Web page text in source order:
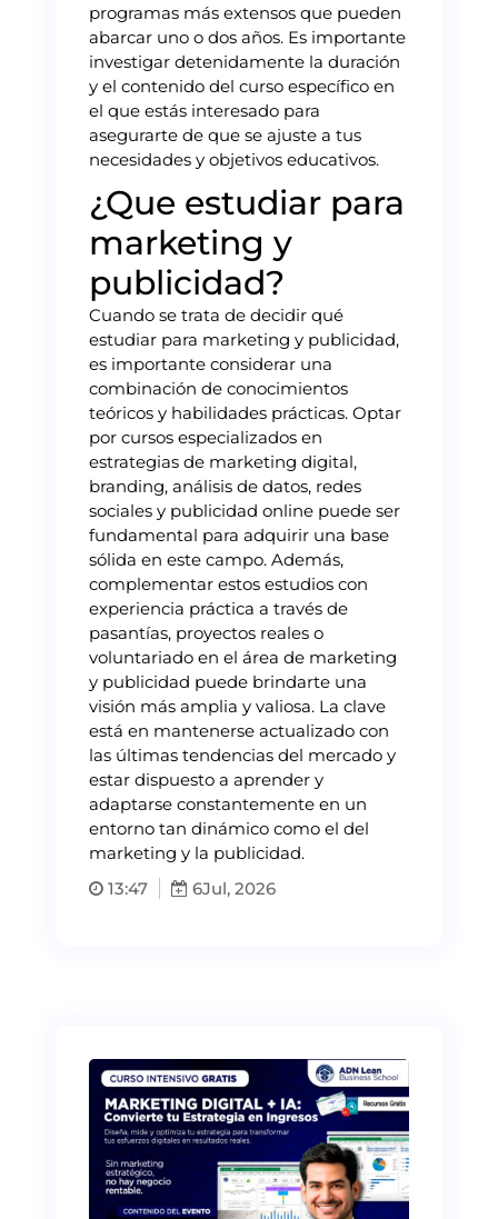
programas más extensos que pueden
abarcar uno o dos años. Es importante
investigar detenidamente la duración
y el contenido del curso específico en
el que estás interesado para
asegurarte de que se ajuste a tus
necesidades y objetivos educativos.
¿Que estudiar para
marketing y
publicidad?
Cuando se trata de decidir qué
estudiar para marketing y publicidad,
es importante considerar una
combinación de conocimientos
teóricos y habilidades prácticas. Optar
por cursos especializados en
estrategias de marketing digital,
branding, análisis de datos, redes
sociales y publicidad online puede ser
fundamental para adquirir una base
sólida en este campo. Además,
complementar estos estudios con
experiencia práctica a través de
pasantías, proyectos reales o
voluntariado en el área de marketing
y publicidad puede brindarte una
visión más amplia y valiosa. La clave
está en mantenerse actualizado con
las últimas tendencias del mercado y
estar dispuesto a aprender y
adaptarse constantemente en un
entorno tan dinámico como el del
marketing y la publicidad.
13:47
6Jul, 2026